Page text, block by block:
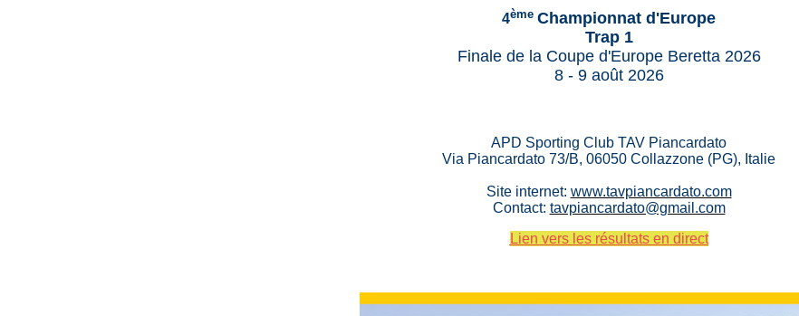
4ème Championnat d'Europe
Trap 1
Finale de la Coupe d'Europe Beretta 2026
8 - 9 août 2026
APD Sporting Club TAV Piancardato
Via Piancardato 73/B, 06050 Collazzone (PG), Italie
Site internet: www.tavpiancardato.com
Contact: tavpiancardato@gmail.com
Lien vers les résultats en direct